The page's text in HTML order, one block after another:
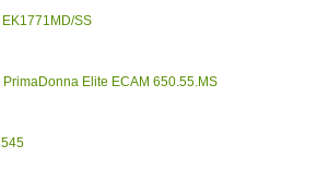
SS
Elite ECAM 650.55.MS